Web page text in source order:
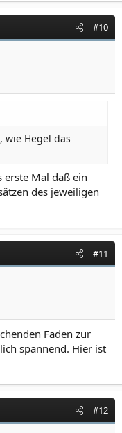
#10
wie Hegel das
erste Mal daß ein
des jeweiligen
#11
Faden zur
spannend. Hier ist
#12